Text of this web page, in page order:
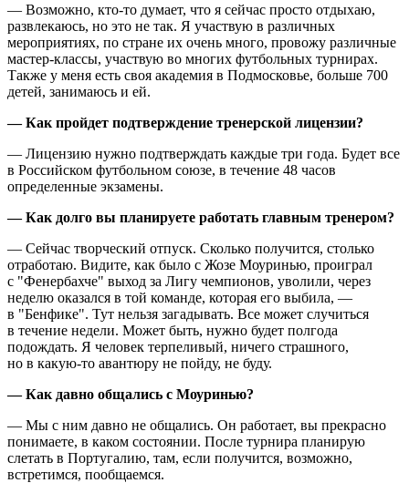
— Возможно, кто-то думает, что я сейчас просто отдыхаю,
развлекаюсь, но это не так. Я участвую в различных
мероприятиях, по стране их очень много, провожу различные
мастер-классы, участвую во многих футбольных турнирах.
Также у меня есть своя академия в Подмосковье, больше 700
детей, занимаюсь и ей.
— Как пройдет подтверждение тренерской лицензии?
— Лицензию нужно подтверждать каждые три года. Будет все
в Российском футбольном союзе, в течение 48 часов
определенные экзамены.
— Как долго вы планируете работать главным тренером?
— Сейчас творческий отпуск. Сколько получится, столько
отработаю. Видите, как было с Жозе Моуринью, проиграл
с "Фенербахче" выход за Лигу чемпионов, уволили, через
неделю оказался в той команде, которая его выбила, —
в "Бенфике". Тут нельзя загадывать. Все может случиться
в течение недели. Может быть, нужно будет полгода
подождать. Я человек терпеливый, ничего страшного,
но в какую-то авантюру не пойду, не буду.
— Как давно общались с Моуринью?
— Мы с ним давно не общались. Он работает, вы прекрасно
понимаете, в каком состоянии. После турнира планирую
слетать в Португалию, там, если получится, возможно,
встретимся, пообщаемся.